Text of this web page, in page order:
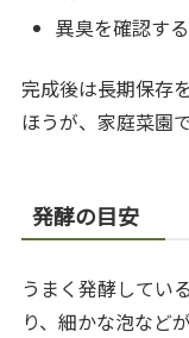
異臭を確認する
完成後は長期保存
ほうが、家庭菜園
発酵の目安
うまく発酵してい
り、細かな泡など